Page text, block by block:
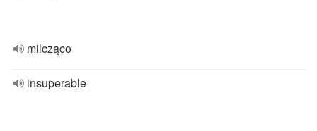
milcząco
insuperable